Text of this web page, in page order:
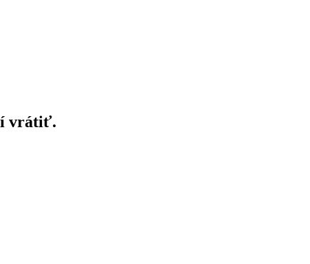
vrátiť.